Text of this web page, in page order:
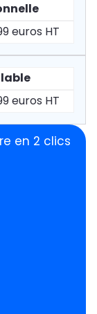
euros HT
euros HT
en 2 clics